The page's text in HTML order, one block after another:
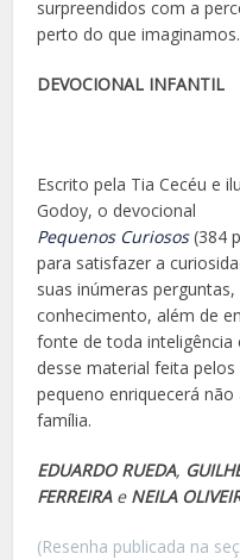
surpreendidos com a
perto do que imaginamos.
DEVOCIONAL INFANTIL
Escrito pela Tia Cecéu e
Godoy, o devocional
Pequenos Curiosos(384
para satisfazer a
suas inúmeras
conhecimento, além de
fonte de toda inteligência
desse material feita
pequeno enriquecerá
família.
EDUARDO RUEDA,
FERREIRAe NEILA
(Resenha publicada na